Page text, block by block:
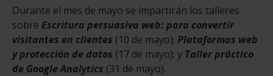
Durante el mes de mayo se impartirán los talleres
sobre Escritura persuasiva web: para convertir
visitantes en clientes (10 de mayo); Plataformas web
y protección de datos (17 de mayo); y Taller práctico
de Google Analytics (31 de mayo).